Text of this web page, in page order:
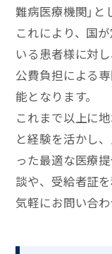
難病医療機関」と
これにより、国
いる患者様に対
公費負担による
能となります。
これまで以上に
と経験を活かし
った最適な医療
談や、受給者証
気軽にお問い合わ